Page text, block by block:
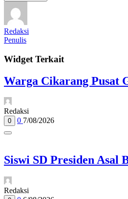
Redaksi
Penulis
Widget Terkait
Warga Cikarang Pusat
Redaksi
0 0 7/08/2026
Siswi SD Presiden Asal
Redaksi